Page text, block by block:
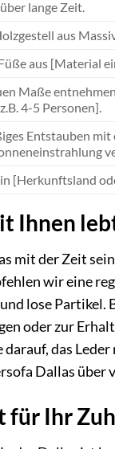
lange Zeit.
aus
aus [Material
Maße
4-5 Personen].
Entstauben
[Herkunftsland
Ihnen
mit der Zeit
wir eine
lose Partikel.
oder zur
das
Dallas
Ihr